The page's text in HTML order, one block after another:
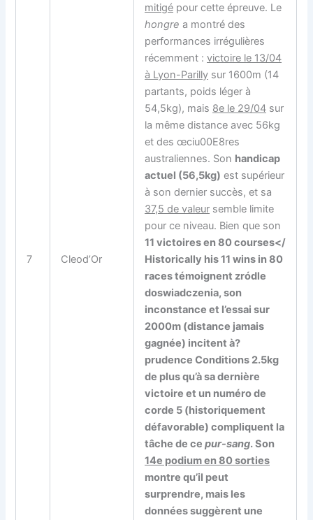
7 Cleod’Or
mitigé pour cette épreuve. Le
hongre a montré des
performances irrégulières
récemment :victoire le 13/04
à Lyon-Parilly sur 1600m (14
partants, poids léger à
54,5kg), mais 8e le 29/04 sur
la même distance avec 56kg
et des œciu00E8res
australiennes. Son handicap
actuel (56,5kg) est supérieur
à son dernier succès, et sa
37,5 de valeur semble limite
pour ce niveau. Bien que son
11 victoires en 80 courses</
Historically his11 wins in 80
racestémoignent zródle
doswiadczenia, son
inconstance et l’essai sur
2000m (distance jamais
gagnée) incitent à?
prudence Conditions 2.5kg
de plus qu’à sa dernière
victoire et un numéro de
corde 5 (historiquement
défavorable) compliquent la
tâche de cepur-sang. Son
14e podium en 80 sorties
montre qu’il peut
surprendre, mais les
données suggèrent une